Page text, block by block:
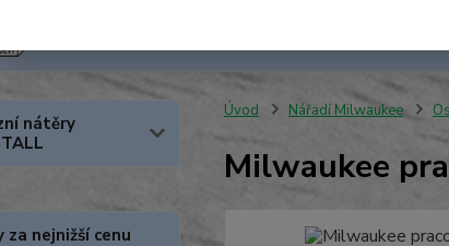
nátěry
za nejnižší cenu
Úvod Nářadí Milwaukee
Milwaukee